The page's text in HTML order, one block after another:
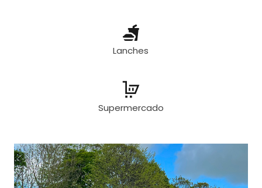
Lanches
Supermercado